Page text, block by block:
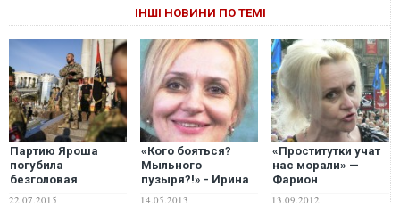
ІНШІ НОВИНИ ПО ТЕМІ
Партию Яроша
погубила
безголовая
22.07.2015
«Кого бояться?
Мыльного
пузыря?!» - Ирина
14.05.2013
«Проститутки учат
нас морали» —
Фарион
13.09.2012